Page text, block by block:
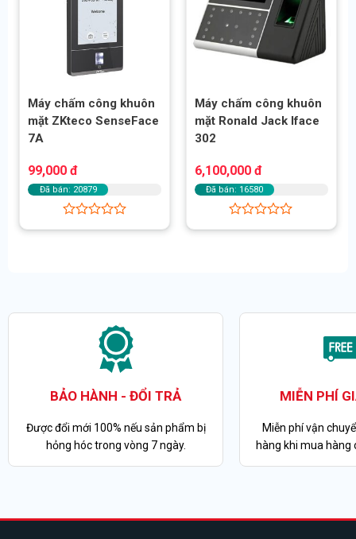
Máy chấm công khuôn
mặt ZKteco SenseFace
7A
99,000đ
Đã bán: 20879
Được
Máy chấm công khuôn
mặt Ronald Jack Iface
302
6,100,000 đ
Đã bán: 16580
Được
BẢO HÀNH - ĐỔI TRẢ
Được đổi mới 100% nếu sản phẩm bị
hỏng hóc trong vòng 7 ngày.
MIỄN PHÍ
Miễn phí vận
hàng khi mua hàng